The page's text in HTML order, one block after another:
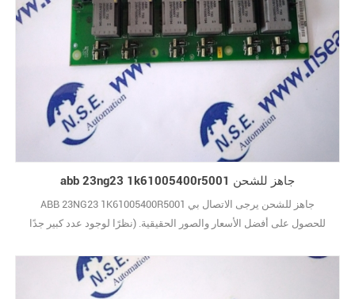
abb 23ng23 1k61005400r5001 جاهز للشحن
ABB 23NG23 1K61005400R5001 جاهز للشحن يرجى الاتصال بي
للحصول على أفضل الأسعار والصور الحقيقية. (نظرًا لوجود عدد كبير جدًا
الحزمة الأصلية يغطيها ضمان سنة واحدة10